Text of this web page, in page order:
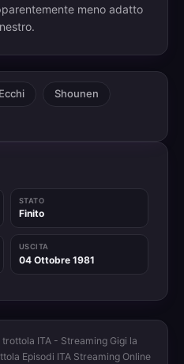
meno adatto
Ecchi
Shounen
STATO
Finito
USCITA
04 Ottobre 1981
ITA - Streaming Gigi la
Episodi ITA Streaming Online